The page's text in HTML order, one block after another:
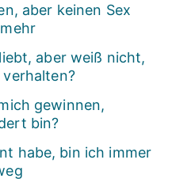
aber keinen Sex
aber weiß nicht,
gewinnen,
bin?
habe, bin ich immer